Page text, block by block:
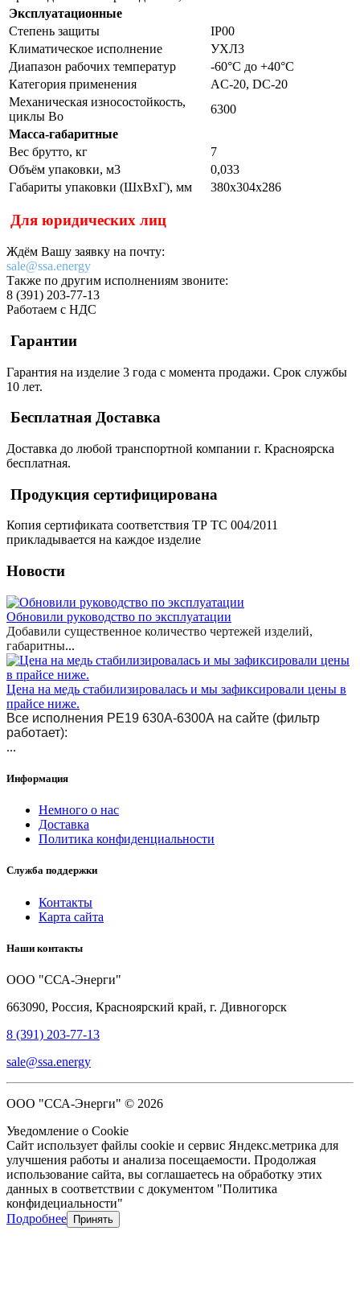
Эксплуатационные
Степень защиты
IP00
Климатическое исполнение
УХЛ3
Диапазон рабочих температур
-60°С до +40°С
Категория применения
AC-20, DC-20
Механическая износостойкость,
циклы Во
6300
Масса-габаритные
Вес брутто, кг
7
Объём упаковки, м3
0,033
Габариты упаковки (ШхВхГ), мм
380х304х286
Для юридических лиц
Ждём Вашу заявку на почту:
sale@ssa.energy
Также по другим исполнениям звоните:
8 (391) 203-77-13
Работаем с НДС
Гарантии
Гарантия на изделие 3 года с момента продажи. Срок службы
10 лет.
Бесплатная Доставка
Доставка до любой транспортной компании г. Красноярска
бесплатная.
Продукция сертифицирована
Копия сертификата соответствия ТР ТС 004/2011
прикладывается на каждое изделие
Новости
Обновили руководство по эксплуатации
Добавили существенное количество чертежей изделий,
габаритны...
Цена на медь стабилизировалась и мы зафиксировали цены в
прайсе ниже.
Все исполнения РЕ19 630А-6300А на сайте (фильтр
работает):
...
Информация
Немного о нас
Доставка
Политика конфиденциальности
Служба поддержки
Контакты
Карта сайта
Наши контакты
ООО "ССА-Энерги"
663090, Россия, Красноярский край, г. Дивногорск
8 (391) 203-77-13
sale@ssa.energy
ООО "ССА-Энерги" © 2026
Уведомление о Cookie
Сайт использует файлы cookie и сервис Яндекс.метрика для
улучшения работы и анализа посещаемости. Продолжая
использование сайта, вы соглашаетесь на обработку этих
данных в соответствии с документом "Политика
конфидециальности"
Подробнее
Принять